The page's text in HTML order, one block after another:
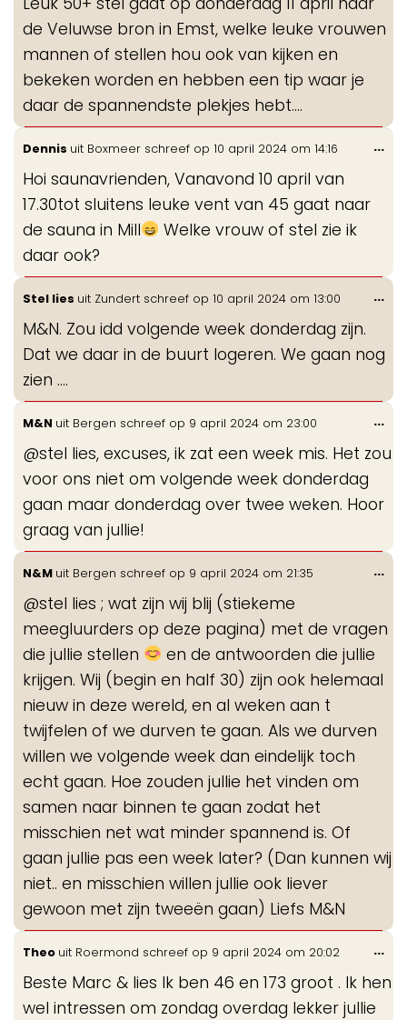
de Veluwse bron in Emst, welke leuke vrouwen
mannen of stellen hou ook van kijken en
bekeken worden en hebben een tip waar je
daar de spannendste plekjes hebt....
Dennis uit Boxmeer schreef op 10 april 2024 om 14:16
Hoi saunavrienden, Vanavond 10 april van
17.30tot sluitens leuke vent van 45 gaat naar
de sauna in Mill
Welke vrouw of stel zie ik
daar ook?
...
Stel lies uit Zundert schreef op 10 april 2024 om 13:00
M&N. Zou idd volgende week donderdag zijn.
Dat we daar in de buurt logeren. We gaan nog
zien ….
...
M&N uit Bergen schreef op 9 april 2024 om 23:00
@stel lies, excuses, ik zat een week mis. Het zou
voor ons niet om volgende week donderdag
gaan maar donderdag over twee weken. Hoor
graag van jullie!
...
N&M uit Bergen schreef op 9 april 2024 om 21:35
@stel lies ; wat zijn wij blij (stiekeme
meegluurders op deze pagina) met de vragen
die jullie stellen
en de antwoorden die jullie
krijgen. Wij (begin en half 30) zijn ook helemaal
nieuw in deze wereld, en al weken aan t
twijfelen of we durven te gaan. Als we durven
willen we volgende week dan eindelijk toch
echt gaan. Hoe zouden jullie het vinden om
samen naar binnen te gaan zodat het
misschien net wat minder spannend is. Of
gaan jullie pas een week later? (Dan kunnen wij
niet.. en misschien willen jullie ook liever
gewoon met zijn tweeën gaan) Liefs M&N
...
Theo uit Roermond schreef op 9 april 2024 om 20:02
Beste Marc & lies Ik ben 46 en 173 groot . Ik hen
wel intressen om zondag overdag lekker jullie
...